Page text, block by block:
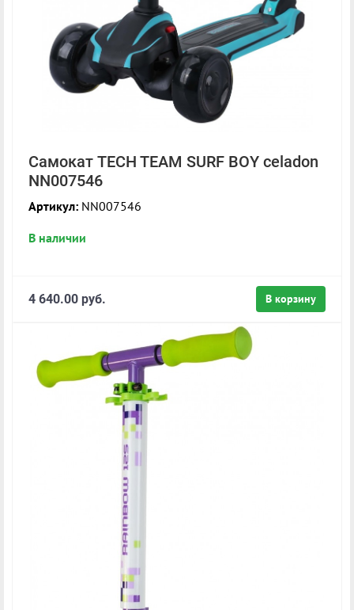
Самокат TECH TEAM SURF BOY celadon
NN007546
Артикул: NN007546
В наличии
В корзину
4 640.00 руб.